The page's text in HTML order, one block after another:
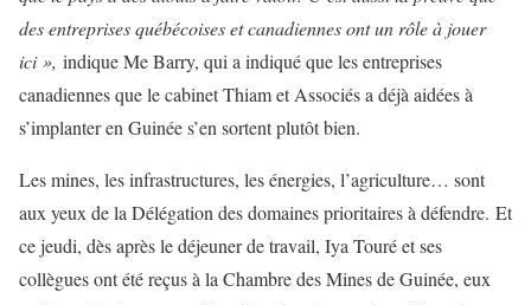
des entreprises québécoises et canadiennes ont un rôle à jouer
ici », indique Me Barry, qui a indiqué que les entreprises
canadiennes que le cabinet Thiam et Associés a déjà aidées à
s’implanter en Guinée s’en sortent plutôt bien.
Les mines, les infrastructures, les énergies, l’agriculture… sont
aux yeux de la Délégation des domaines prioritaires à défendre. Et
ce jeudi, dès après le déjeuner de travail, Iya Touré et ses
collègues ont été reçus à la Chambre des Mines de Guinée, eux